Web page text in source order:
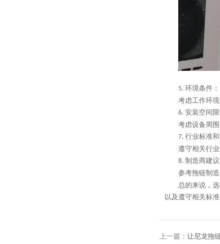
5. 环境条件：
考虑工作环
6. 安装空间
考虑设备周
7. 行业标准
遵守相关行
8. 制造商建
参考拖链制
总的来说，
以及遵守相关标
上一篇： 让尼龙拖